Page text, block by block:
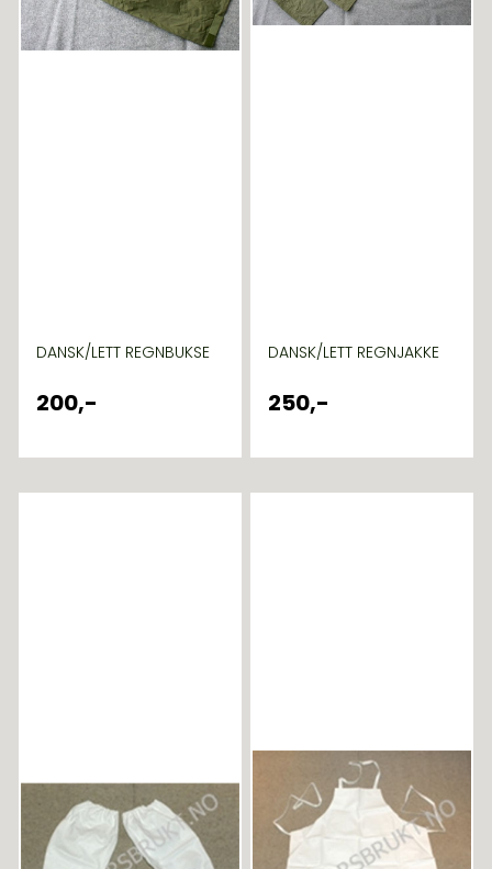
DANSK/LETT REGNBUKSE
200,-
DANSK/LETT REGNJAKKE
250,-